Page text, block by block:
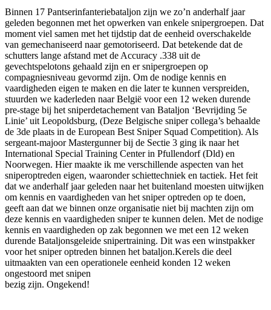
Binnen 17 Pantserinfanteriebataljon zijn we zo’n anderhalf jaar
geleden begonnen met het opwerken van enkele snipergroepen. Dat
moment viel samen met het tijdstip dat de eenheid overschakelde
van gemechaniseerd naar gemotoriseerd. Dat betekende dat de
schutters lange afstand met de Accuracy .338 uit de
gevechtspelotons gehaald zijn en er snipergroepen op
compagniesniveau gevormd zijn. Om de nodige kennis en
vaardigheden eigen te maken en die later te kunnen verspreiden,
stuurden we kaderleden naar België voor een 12 weken durende
pre-stage bij het sniperdetachement van Bataljon ‘Bevrijding 5e
Linie’ uit Leopoldsburg, (Deze Belgische sniper collega’s behaalde
de 3de plaats in de European Best Sniper Squad Competition). Als
sergeant-majoor Mastergunner bij de Sectie 3 ging ik naar het
International Special Training Center in Pfullendorf (Dld) en
Noorwegen. Hier maakte ik me verschillende aspecten van het
sniperoptreden eigen, waaronder schiettechniek en tactiek. Het feit
dat we anderhalf jaar geleden naar het buitenland moesten uitwijken
om kennis en vaardigheden van het sniper optreden op te doen,
geeft aan dat we binnen onze organisatie niet bij machten zijn om
deze kennis en vaardigheden sniper te kunnen delen. Met de nodige
kennis en vaardigheden op zak begonnen we met een 12 weken
durende Bataljonsgeleide snipertraining. Dit was een winstpakker
voor het sniper optreden binnen het bataljon.Kerels die deel
uitmaakten van een operationele eenheid konden 12 weken
ongestoord met snipen
bezig zijn. Ongekend!